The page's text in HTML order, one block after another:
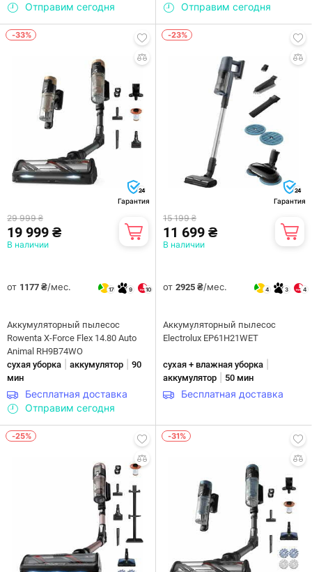
Отправим сегодня
Отправим сегодня
-33%
24
Гарантия
29 999 ₴
19 999 ₴
В наличии
от 1177 ₴/мес. 17 9 10
Аккумуляторный пылесос
Rowenta X-Force Flex 14.80 Auto
Animal RH9B74WO
сухая уборка
аккумулятор
90
мин
Бесплатная доставка
Отправим сегодня
-23%
24
Гарантия
15 199 ₴
11 699 ₴
В наличии
от 2925 ₴/мес. 4 3 4
Аккумуляторный пылесос
Electrolux EP61H21WET
сухая + влажная уборка
аккумулятор 50 мин
Бесплатная доставка
-25% -31%